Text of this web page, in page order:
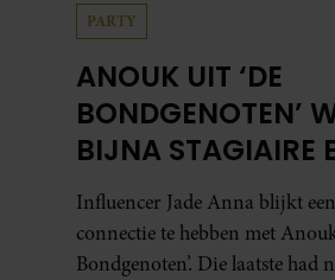
PARTY
ANOUK UIT ‘DE
BONDGENOTEN’
BIJNA STAGIAIRE
MERK VAN JADE
Influencer Jade Anna blijkt
connectie te hebben met
Bondgenoten’. Die laatste